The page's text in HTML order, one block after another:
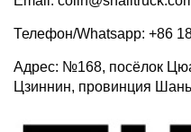
Телефон/Whatsapp: +86
Адрес: №168, посёлок
Цзиннин, провинция